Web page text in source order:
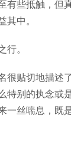
有些抵触，但
中。
。
很贴切地描述
特别的执念或
丝喘息，既